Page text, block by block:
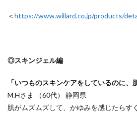
＜https://www.willard.co.jp/products/
◎スキンジェル編
「いつものスキンケアをしているのに、
M.Hさま （60代） 静岡県
肌がムズムズして、かゆみを感じたらす